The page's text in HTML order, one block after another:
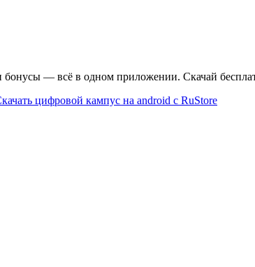
— всё в одном приложении. Скачай